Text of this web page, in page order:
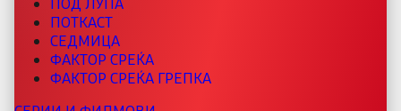
ПОТКАСТ
СЕДМИЦА
ФАКТОР СРЕЌА
ФАКТОР СРЕЌА ГРЕПКА